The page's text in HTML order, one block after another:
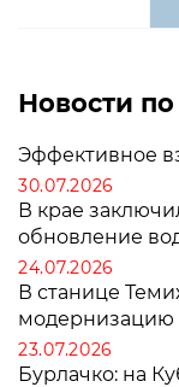
Новости
Эффективное
30.07.2026
В крае
обновление
24.07.2026
В станице
модернизацию
23.07.2026
Бурлачко: на